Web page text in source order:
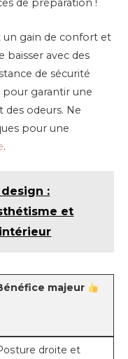
de préparation !
un gain de confort et
baisser avec des
de sécurité
garantir une
des odeurs. Ne
pour une
.
:
et
majeur
droite et